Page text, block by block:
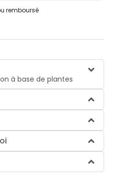
remboursé
à base de plantes